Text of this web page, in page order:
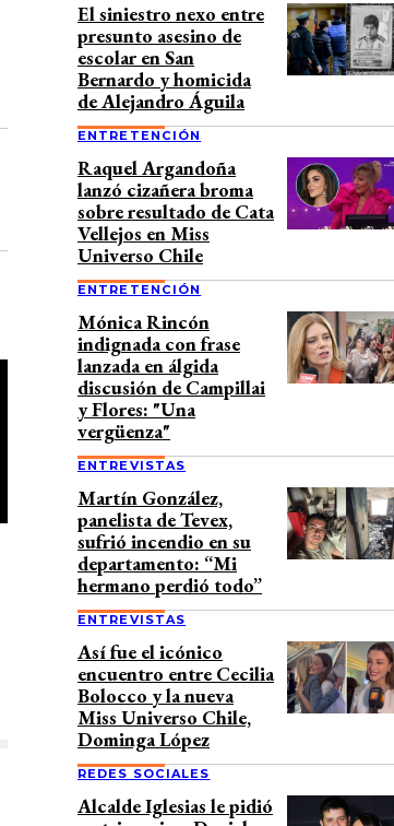
El siniestro nexo entre
presunto asesino de
escolar en San
Bernardo y homicida
de Alejandro Águila
ENTRETENCIÓN
Raquel Argandoña
lanzó cizañera broma
sobre resultado de Cata
Vellejos en Miss
Universo Chile
ENTRETENCIÓN
Mónica Rincón
indignada con frase
lanzada en álgida
discusión de Campillai
y Flores: "Una
vergüenza"
ENTREVISTAS
Martín González,
panelista de Tevex,
sufrió incendio en su
departamento: “Mi
hermano perdió todo”
ENTREVISTAS
Así fue el icónico
encuentro entre Cecilia
Bolocco y la nueva
Miss Universo Chile,
Dominga López
REDES SOCIALES
Alcalde Iglesias le pidió